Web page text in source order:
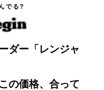
でる?
チューダー「レンジャー」
ダー「レンジャ
の価格、合って